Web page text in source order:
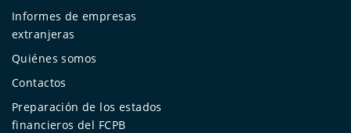
Informes de empresas
extranjeras
Quiénes somos
Contactos
Preparación de los estados
financieros del FCPB